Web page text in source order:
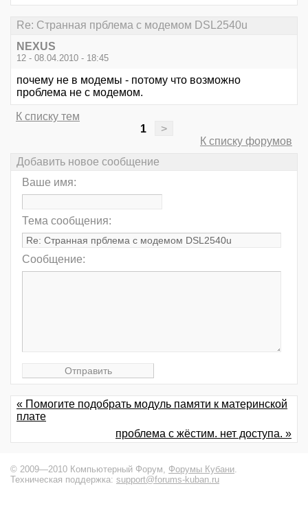
Re: Странная прблема с модемом DSL2540u
NEXUS
12 - 08.04.2010 - 18:45
почему не в модемы - потому что возможно
проблема не с модемом.
К списку тем
1
>
К списку форумов
Добавить новое сообщение
Ваше имя:
Тема сообщения:
Сообщение:
« Помогите подобрать модуль памяти к материнской
плате
проблема с жёстим. нет доступа. »
© 2009—2010 Компьютерный Форум, Форумы Кубани
Техническая поддержка: support@forums-kuban.ru